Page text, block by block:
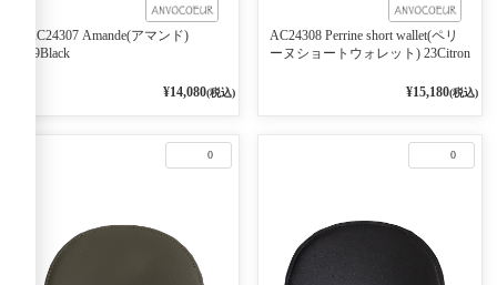
AC24307 Amande(アマンド)
99Black
¥14,080(税込)
AC24308 Perrine short wallet(ペリ
ーヌショートウォレット) 23Citron
¥15,180(税込)
0 0